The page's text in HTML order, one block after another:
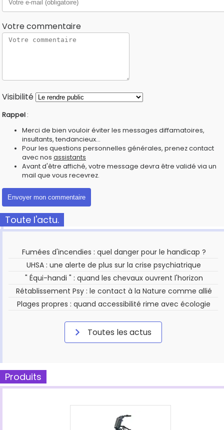
Votre commentaire
Visibilité
Rappel :
Merci de bien vouloir éviter les messages diffamatoires,
insultants, tendancieux...
Pour les questions personnelles générales, prenez contact
avec nos assistants
Avant d'être affiché, votre message devra être validé via un
mail que vous recevrez.
Toute l'actu.
Fumées d'incendies : quel danger pour le handicap ?
UHSA : une alerte de plus sur la crise psychiatrique
" Équi-handi " : quand les chevaux ouvrent l'horizon
Rétablissement Psy : le contact à la Nature comme allié
Plages propres : quand accessibilité rime avec écologie
Toutes les actus
Produits